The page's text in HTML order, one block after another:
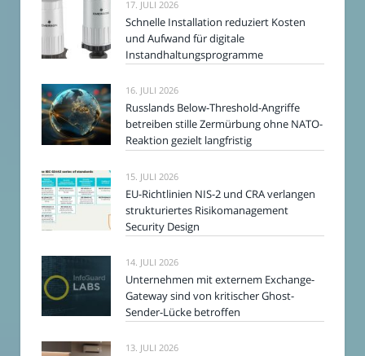
17. JULI 2026
Schnelle Installation reduziert Kosten
und Aufwand für digitale
Instandhaltungsprogramme
16. JULI 2026
Russlands Below-Threshold-Angriffe
betreiben stille Zermürbung ohne NATO-
Reaktion gezielt langfristig
15. JULI 2026
EU-Richtlinien NIS-2 und CRA verlangen
strukturiertes Risikomanagement
Security Design
14. JULI 2026
Unternehmen mit externem Exchange-
Gateway sind von kritischer Ghost-
Sender-Lücke betroffen
13. JULI 2026